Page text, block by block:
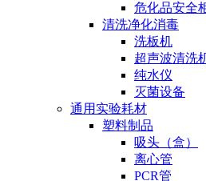
危化品安全
清洗净化消毒
洗板机
超声波清洗
纯水仪
灭菌设备
通用实验耗材
塑料制品
吸头（盒）
离心管
PCR管